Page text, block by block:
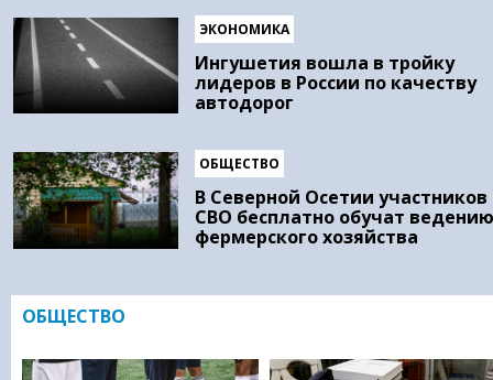
ЭКОНОМИКА
Ингушетия вошла в тройку
лидеров в России по качеству
автодорог
ОБЩЕСТВО
В Северной Осетии участников
СВО бесплатно обучат
фермерского хозяйства
ОБЩЕСТВО